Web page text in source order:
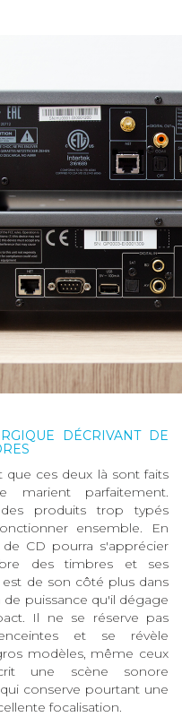
DÉCRIVANT DE
que ces deux là sont faits
parfaitement.
produits trop typés
ensemble. En
CD pourra s'apprécier
des timbres et ses
de son côté plus dans
puissance qu'il dégage
Il ne se réserve pas
et se révèle
modèles, même ceux
une scène sonore
conserve pourtant une
focalisation.